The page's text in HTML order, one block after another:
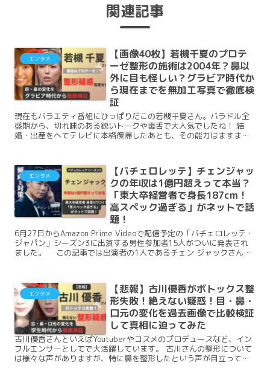
関連記事
エンタメ
【画像40枚】若槻千夏のプロテ
ーゼ整形の施術は2004年？鼻以
外に目も怪しい？グラビア時代か
ら現在までを無加工写真で徹底検
証
現在もバラエティ番組にひっぱりだこの若槻千夏さん。バラドル全
盛期から、切れ味のある鋭いトークや毒舌で大人気でしたね！ 結
婚・出産をへてテレビに本格復帰したあとも、その能力はますます
エンタメ
【バチェロレッテ】チェンジャッ
クの年収は1億円超えって本当？
「東大卒経営者で身長187cm！
高スペック過ぎる」がネットで話
題！
6月27日からAmazon Prime Videoで配信予定の「バチェロレッテ・
ジャパン」シーズン3に出演する男性参加者15人がついに発表され
ました。 この記事では出演者の1人であるチェン ジャックさんの
エンタメ
【悲報】古川優香がボトックス整
形失敗！絶えない疑惑！目・鼻・
口元の変化を過去画像で比較検証
して真相に迫ってみた
古川優香さんといえばYoutuberやコスメのプロデュースなど、イン
フルエンサーとしてで大活躍しています。 古川さんの整形について
は様々な声がありますが、特に鼻を整形したという声が目立ってい